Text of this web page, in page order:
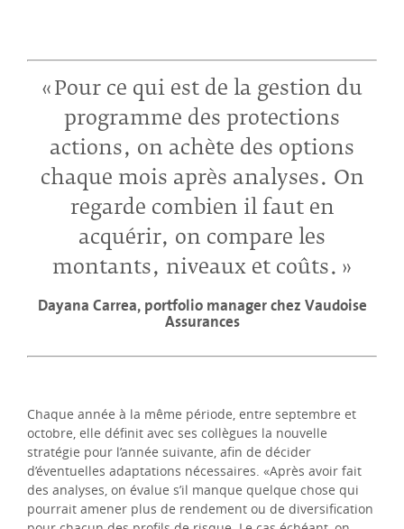
Pour ce qui est de la gestion du
programme des protections
actions, on achète des options
chaque mois après analyses. On
regarde combien il faut en
acquérir, on compare les
montants, niveaux et coûts.
Dayana Carrea, portfolio manager chez Vaudoise
Assurances
Chaque année à la même période, entre septembre et
octobre, elle définit avec ses collègues la nouvelle
stratégie pour l’année suivante, afin de décider
d’éventuelles adaptations nécessaires. «Après avoir fait
des analyses, on évalue s’il manque quelque chose qui
pourrait amener plus de rendement ou de diversification